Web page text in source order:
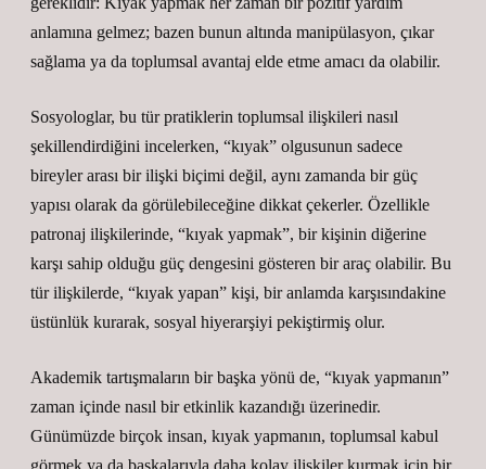
anlamına gelmez; bazen bunun altında manipülasyon, çıkar
sağlama ya da toplumsal avantaj elde etme amacı da olabilir.
Sosyologlar, bu tür pratiklerin toplumsal ilişkileri nasıl
şekillendirdiğini incelerken, “kıyak” olgusunun sadece
bireyler arası bir ilişki biçimi değil, aynı zamanda bir güç
yapısı olarak da görülebileceğine dikkat çekerler. Özellikle
patronaj ilişkilerinde, “kıyak yapmak”, bir kişinin diğerine
karşı sahip olduğu güç dengesini gösteren bir araç olabilir. Bu
tür ilişkilerde, “kıyak yapan” kişi, bir anlamda karşısındakine
üstünlük kurarak, sosyal hiyerarşiyi pekiştirmiş olur.
Akademik tartışmaların bir başka yönü de, “kıyak yapmanın”
zaman içinde nasıl bir etkinlik kazandığı üzerinedir.
Günümüzde birçok insan, kıyak yapmanın, toplumsal kabul
görmek ya da başkalarıyla daha kolay ilişkiler kurmak için bir